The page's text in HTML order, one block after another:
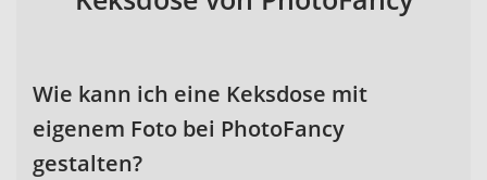
Wie kann ich eine Keksdose mit
eigenem Foto bei PhotoFancy
gestalten?